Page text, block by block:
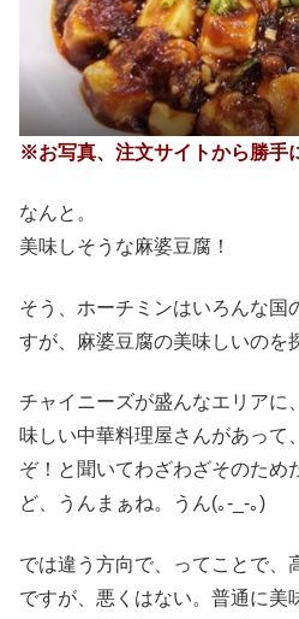
※お写真、注文サイトから勝手
なんと。
美味しそうな麻婆豆腐！
そう、ホーチミンはいろんな国
すが、麻婆豆腐の美味しいのを
チャイニーズが盛んなエリアに
味しい中華料理屋さんがあって
ぞ！と聞いてわざわざそのため
ど、うんまぁね。うん(｡-_-｡)
では違う方向で、ってことで、
ですが、悪くはない。普通に美